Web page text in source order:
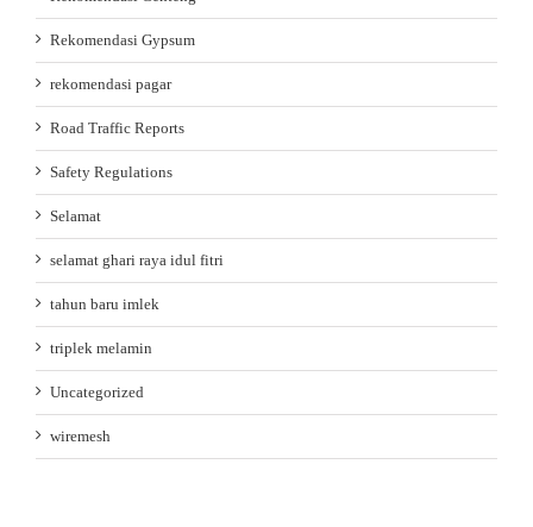
Rekomendasi Gypsum
rekomendasi pagar
Road Traffic Reports
Safety Regulations
Selamat
selamat ghari raya idul fitri
tahun baru imlek
triplek melamin
Uncategorized
wiremesh